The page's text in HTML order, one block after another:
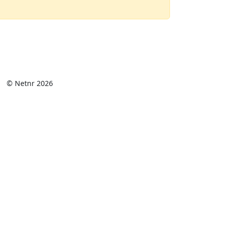
© Netnr 2026